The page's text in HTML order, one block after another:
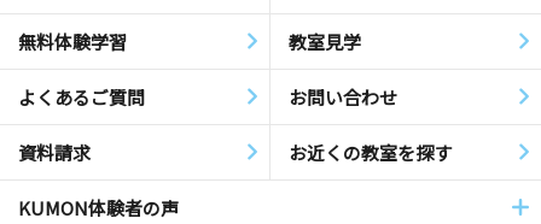
無料体験学習 教室見学
よくあるご質問 お問い合わせ
資料請求 お近くの教室を探す
KUMON体験者の声